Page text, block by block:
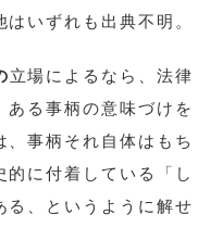
いずれも出典不明。
立場によるなら、法律
ある事柄の意味づけを
事柄それ自体はもち
的に付着している「し
る、というように解せ